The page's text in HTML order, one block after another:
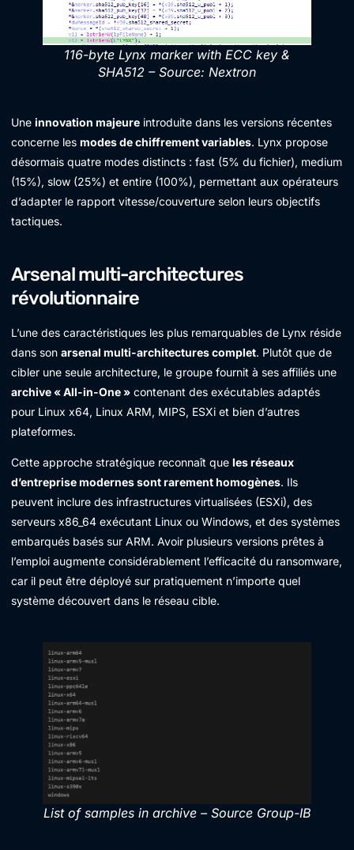
116-byte Lynx marker with ECC key &
SHA512 – Source: Nextron
Une innovation majeure introduite dans les versions récentes
concerne les modes de chiffrement variables. Lynx propose
désormais quatre modes distincts : fast (5% du fichier), medium
(15%), slow (25%) et entire (100%), permettant aux opérateurs
d’adapter le rapport vitesse/couverture selon leurs objectifs
tactiques.
Arsenal multi-architectures
révolutionnaire
L’une des caractéristiques les plus remarquables de Lynx réside
dans son arsenal multi-architectures complet. Plutôt que de
cibler une seule architecture, le groupe fournit à ses affiliés une
archive « All-in-One » contenant des exécutables adaptés
pour Linux x64, Linux ARM, MIPS, ESXi et bien d’autres
plateformes.
Cette approche stratégique reconnaît que les réseaux
d’entreprise modernes sont rarement homogènes. Ils
peuvent inclure des infrastructures virtualisées (ESXi), des
serveurs x86_64 exécutant Linux ou Windows, et des systèmes
embarqués basés sur ARM. Avoir plusieurs versions prêtes à
l’emploi augmente considérablement l’efficacité du ransomware,
car il peut être déployé sur pratiquement n’importe quel
système découvert dans le réseau cible.
List of samples in archive – Source Group-IB